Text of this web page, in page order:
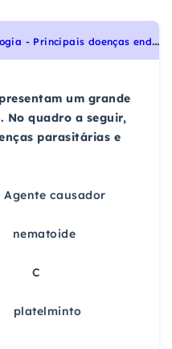
U
EL 2010 - Biologia - Principais doenças endêmicas no Brasil, Qualidade de vida das populações humanas
um grande
No quadro a seguir,
parasitárias e
causador
C